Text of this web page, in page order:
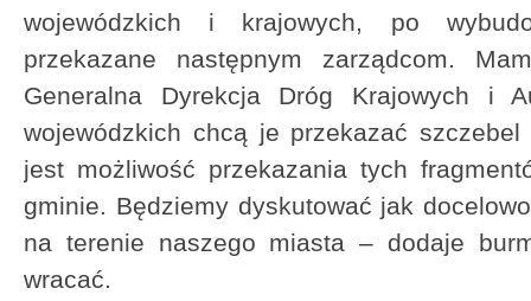
wojewódzkich i krajowych, po
przekazane następnym zarządcom.
Generalna Dyrekcja Dróg Krajowych i
wojewódzkich chcą je przekazać
jest możliwość przekazania tych
gminie. Będziemy dyskutować jak
na terenie naszego miasta – dodaje
wracać.